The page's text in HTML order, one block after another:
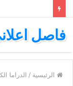
فاصل
الرئيسية / الدراما